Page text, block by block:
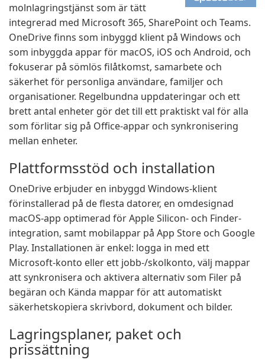
molnlagringstjänst som är tätt
integrerad med Microsoft 365, SharePoint och Teams.
OneDrive finns som inbyggd klient på Windows och
som inbyggda appar för macOS, iOS och Android, och
fokuserar på sömlös filåtkomst, samarbete och
säkerhet för personliga användare, familjer och
organisationer. Regelbundna uppdateringar och ett
brett antal enheter gör det till ett praktiskt val för alla
som förlitar sig på Office-appar och synkronisering
mellan enheter.
Plattformsstöd och installation
OneDrive erbjuder en inbyggd Windows-klient
förinstallerad på de flesta datorer, en omdesignad
macOS-app optimerad för Apple Silicon- och Finder-
integration, samt mobilappar på App Store och Google
Play. Installationen är enkel: logga in med ett
Microsoft-konto eller ett jobb-/skolkonto, välj mappar
att synkronisera och aktivera alternativ som Filer på
begäran och Kända mappar för att automatiskt
säkerhetskopiera skrivbord, dokument och bilder.
Lagringsplaner, paket och
prissättning